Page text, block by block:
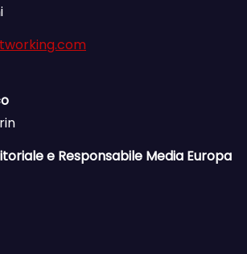
e Responsabile Media Europa